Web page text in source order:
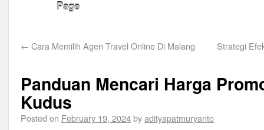
Page
← Cara Memilih Agen Travel Online Di Malang Strategi
Panduan Mencari Harga
Kudus
Posted on February 19, 2024byadityapatmuryanto